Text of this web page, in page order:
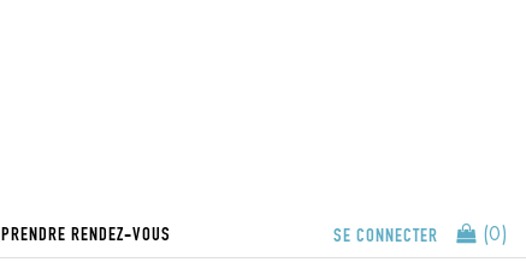
PRENDRE RENDEZ-VOUS SE CONNECTER (0)